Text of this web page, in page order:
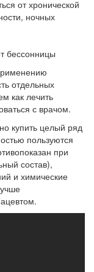
от хронической
ночных
отдельных
как лечить
с врачом.
купить целый ряд
пользуются
при
состав),
и химические